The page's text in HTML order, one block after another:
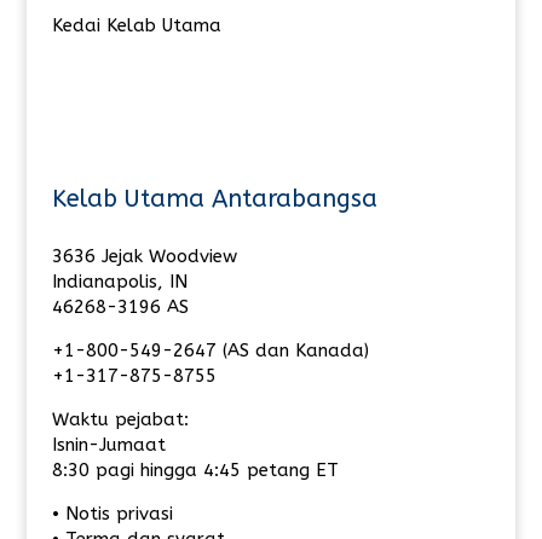
Kedai Kelab Utama
Kelab Utama Antarabangsa
3636 Jejak Woodview
Indianapolis, IN
46268-3196 AS
+1-800-549-2647 (AS dan Kanada)
+1-317-875-8755
Waktu pejabat:
Isnin-Jumaat
8:30 pagi hingga 4:45 petang ET
• Notis privasi